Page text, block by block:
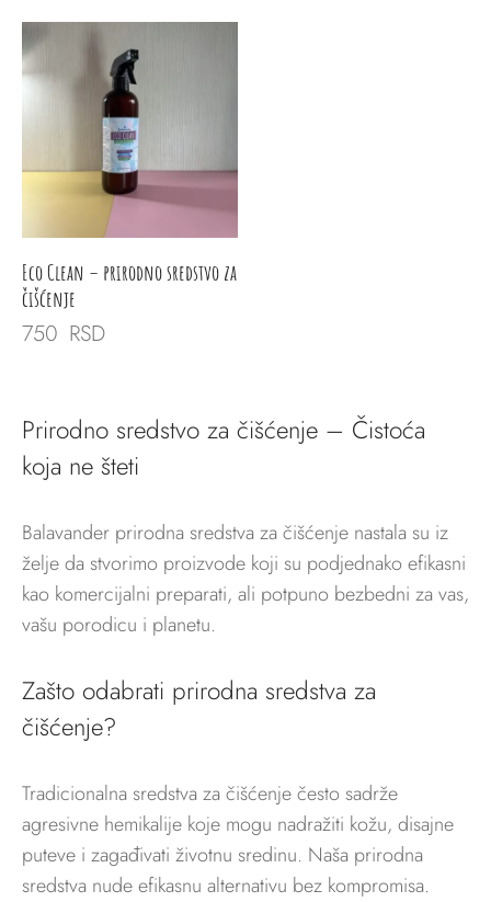
Eco Clean – prirodno sredstvo za
čišćenje
750 RSD
Prirodno sredstvo za čišćenje – Čistoća
koja ne šteti
Balavander prirodna sredstva za čišćenje nastala su iz
želje da stvorimo proizvode koji su podjednako efikasni
kao komercijalni preparati, ali potpuno bezbedni za vas,
vašu porodicu i planetu.
Zašto odabrati prirodna sredstva za
čišćenje?
Tradicionalna sredstva za čišćenje često sadrže
agresivne hemikalije koje mogu nadražiti kožu, disajne
puteve i zagađivati životnu sredinu. Naša prirodna
sredstva nude efikasnu alternativu bez kompromisa.